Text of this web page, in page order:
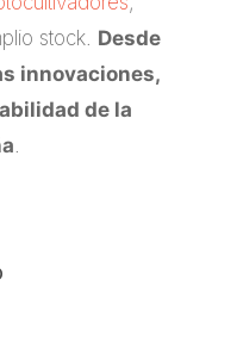
stock. Desde
innovaciones,
de la